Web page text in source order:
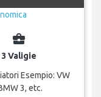
business_center
3 Valigie
Esempio: VW
3, etc.